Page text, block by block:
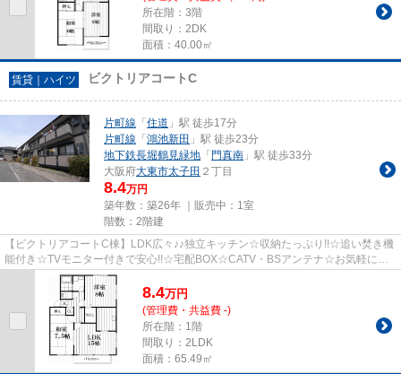
所在階：3階
間取り：2DK
面積：40.00㎡
賃貸｜ハイツ ビクトリアコートC
片町線 「 住道 」駅 徒歩17分
片町線 「 鴻池新田 」駅 徒歩23分
地下鉄長堀鶴見緑地 「 門真南 」駅 徒歩33分
大阪府大東市太子田 ２丁目
8.4万円
築年数：築26年 ｜販売中： 1室
階数：2階建
【ビクトリアコートC棟】LDK広々♪♪独立キッチン☆収納たっぷり!!☆追い焚き機
能付き☆TVモニター付きで安心!!☆宅配BOX☆CATV・BSアンテナ☆お気軽にお
問い合わせ下さい!!
8.4万円
(管理費・共益費 -)
所在階：1階
間取り：2LDK
面積：65.49㎡